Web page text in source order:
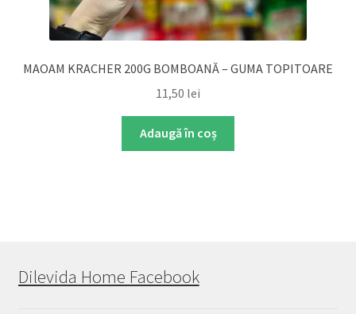
MAOAM KRACHER 200G BOMBOANĂ – GUMA TOPITOARE
11,50 lei
Adaugă în coș
Dilevida Home Facebook